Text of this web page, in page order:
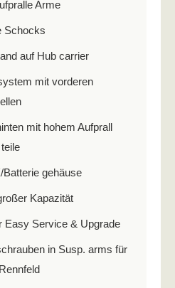
Arme
Schocks
auf Hub carrier
mit vorderen
mit hohem Aufprall
gehäuse
Kapazität
Easy Service & Upgrade
in Susp. arms für